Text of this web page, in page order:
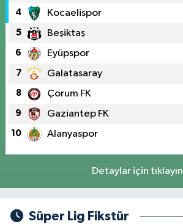
4 Kocaelispor
5 Beşiktaş
6 Eyüpspor
7 Galatasaray
8 Çorum FK
9 Gaziantep FK
10 Alanyaspor
Detaylar için tıklayın
Süper Lig Fikstür